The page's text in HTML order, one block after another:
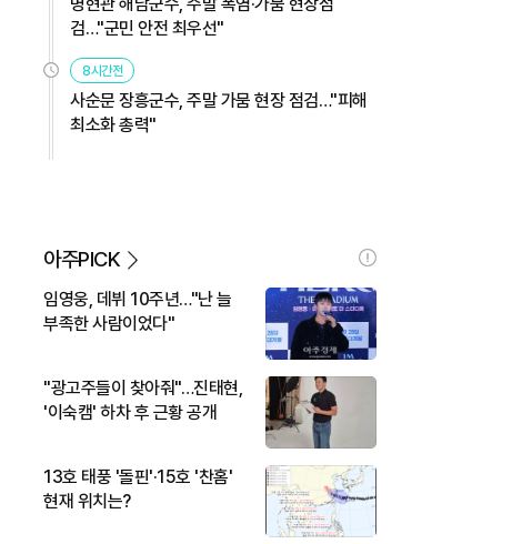
검…"군민 안전 최우선"
8시간전
사순문 장흥군수, 주말 가뭄 현장 점검…"피해
최소화 총력"
아주PICK
임영웅, 데뷔 10주년…"난 늘
부족한 사람이었다"
"광고주들이 찾아줘"…진태현,
'이숙캠' 하차 후 근황 공개
13호 태풍 '돌핀'·15호 '찬홈'
현재 위치는?